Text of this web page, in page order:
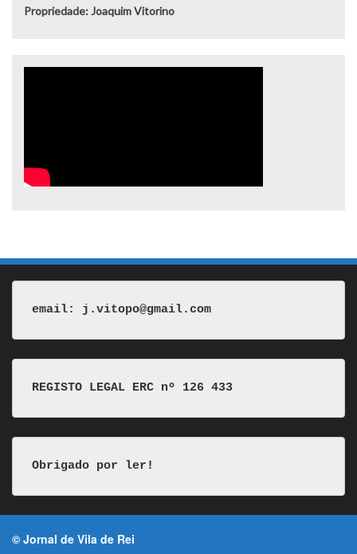
Propriedade: Joaquim Vitorino
email: j.vitopo@gmail.com
REGISTO LEGAL ERC nº 126 433
Obrigado por ler!
© Jornal de Vila de Rei